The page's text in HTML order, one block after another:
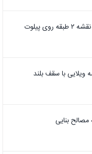
پیلوت
با سقف بلند
بنایی